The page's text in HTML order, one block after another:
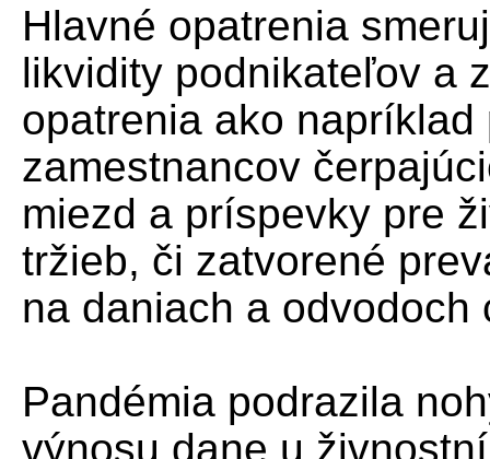
Hlavné opatrenia
likvidity podnikateľov a
opatrenia ako
zamestnancov
miezd a príspevky pre
tržieb, či zatvorené
na daniach a
Pandémia podrazila
výnosu dane u